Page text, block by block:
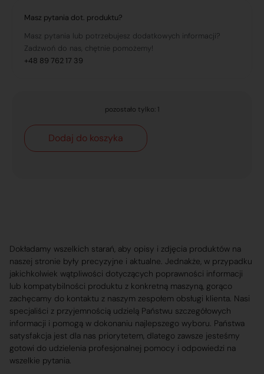
Masz pytania dot. produktu?
Masz pytania lub potrzebujesz dodatkowych informacji?
Zadzwoń do nas, chętnie pomożemy!
+48 89 762 17 39
pozostało tylko: 1
Dodaj do koszyka
Dokładamy wszelkich starań, aby opisy i zdjęcia produktów na
naszej stronie były precyzyjne i aktualne. Jednakże, w przypadku
jakichkolwiek wątpliwości dotyczących poprawności informacji
lub kompatybilności produktu z konkretną maszyną, gorąco
zachęcamy do kontaktu z naszym zespołem obsługi klienta. Nasi
specjaliści z przyjemnością udzielą Państwu szczegółowych
informacji i pomogą w dokonaniu najlepszego wyboru. Państwa
satysfakcja jest dla nas priorytetem, dlatego zawsze jesteśmy
gotowi do udzielenia profesjonalnej pomocy i odpowiedzi na
wszelkie pytania.